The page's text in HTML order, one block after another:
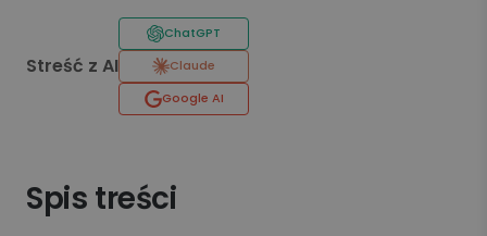
Streść z AI
ChatGPT
Claude
Google AI
Spis treści